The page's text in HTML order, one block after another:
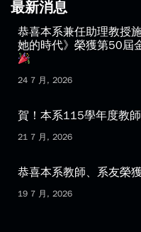
最新消息
恭喜本系兼任助理教授
她的時代》榮獲第50屆
24 7 月, 2026
賀！本系115學年度教
21 7 月, 2026
恭喜本系教師、系友榮
19 7 月, 2026